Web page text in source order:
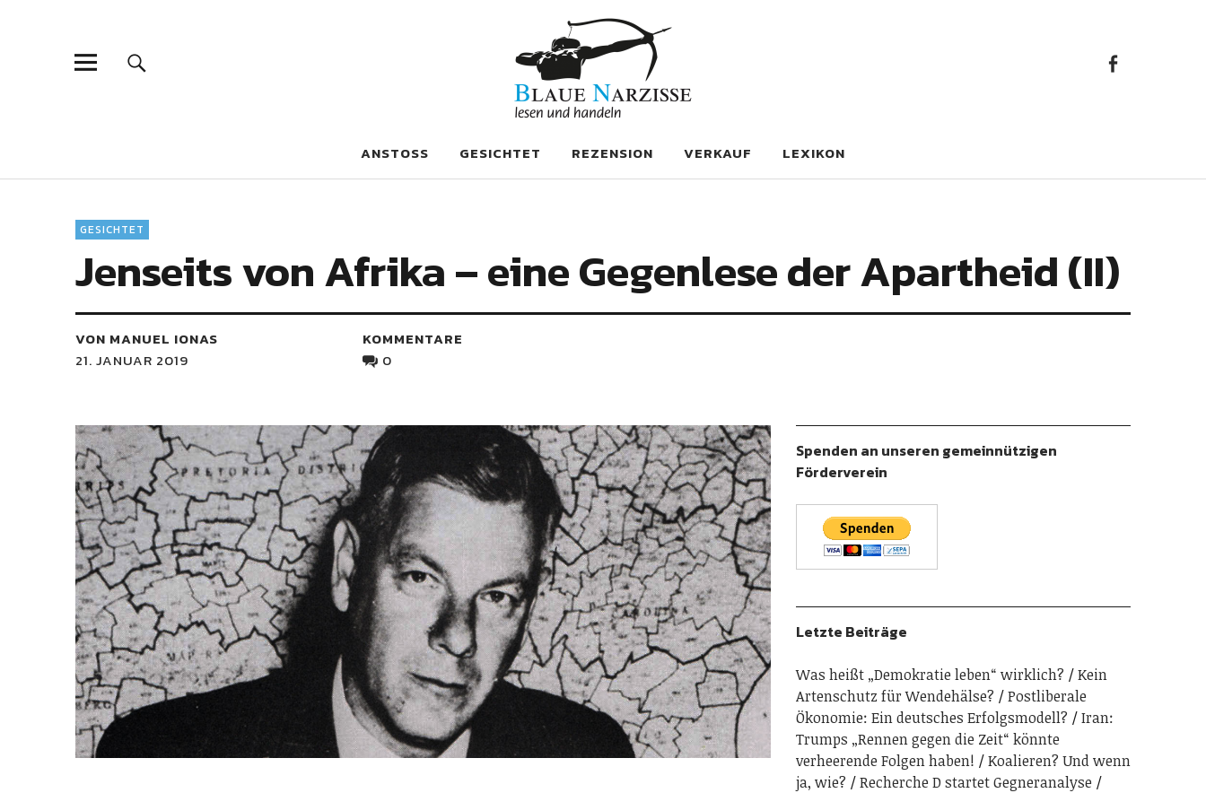
Blaue Narzisse
ANSTOSS GESICHTET REZENSION VERKAUF LEXIKON
GESICHTET
Jenseits von Afrika – eine Gegenlese der Apartheid (II)
VON MANUEL IONAS
21. JANUAR 2019
KOMMENTARE
0
Spenden an unseren gemeinnützigen
Förderverein
Letzte Beiträge
Was heißt „Demokratie leben“ wirklich?
Kein
Artenschutz für Wendehälse?
Postliberale
Ökonomie: Ein deutsches Erfolgsmodell?
Iran:
Trumps „Rennen gegen die Zeit“ könnte
verheerende Folgen haben!
Koalieren? Und wenn
ja, wie?
Recherche D startet Gegneranalyse